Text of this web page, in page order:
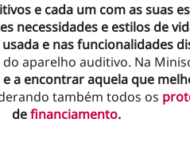
e cada um com as suas
necessidades e estilos de
e nas funcionalidades
aparelho auditivo. Na
a encontrar aquela que
também todos os
definanciamento.